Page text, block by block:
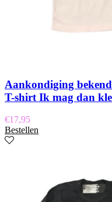
Aankondiging
T-shirt Ik mag dan
€17,95
Bestellen